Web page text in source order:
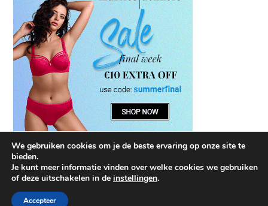
©2026 Kleding Trends
We gebruiken cookies om je de beste ervaring op onze site te
bieden.
Je kunt meer informatie vinden over welke cookies we gebruiken
of deze uitschakelen in de instellingen.
Accepteer